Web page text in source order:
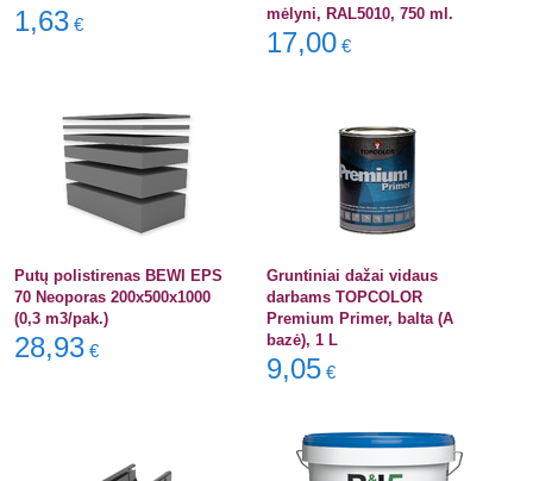
1,63 €
mėlyni, RAL5010, 750 ml.
17,00 €
Putų polistirenas BEWI EPS
70 Neoporas 200x500x1000
(0,3 m3/pak.)
28,93 €
Gruntiniai dažai vidaus
darbams TOPCOLOR
Premium Primer, balta (A
bazė), 1 L
9,05 €